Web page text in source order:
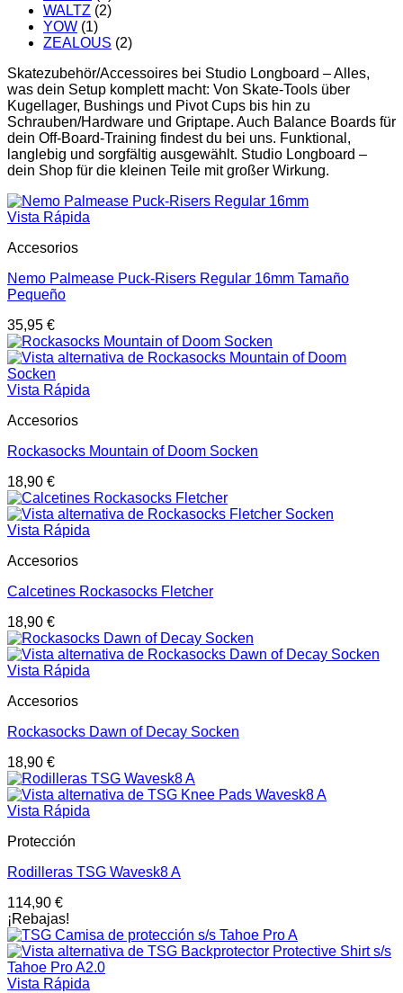
WALTZ (2)
YOW (1)
ZEALOUS (2)
Skatezubehör/Accessoires bei Studio Longboard – Alles,
was dein Setup komplett macht: Von Skate-Tools über
Kugellager, Bushings und Pivot Cups bis hin zu
Schrauben/Hardware und Griptape. Auch Balance Boards für
dein Off-Board-Training findest du bei uns. Funktional,
langlebig und sorgfältig ausgewählt. Studio Longboard –
dein Shop für die kleinen Teile mit großer Wirkung.
Vista Rápida
Accesorios
Nemo Palmease Puck-Risers Regular 16mm Tamaño
Pequeño
35,95 €
Vista Rápida
Accesorios
Rockasocks Mountain of Doom Socken
18,90 €
Vista Rápida
Accesorios
Calcetines Rockasocks Fletcher
18,90 €
Vista Rápida
Accesorios
Rockasocks Dawn of Decay Socken
18,90 €
Vista Rápida
Protección
Rodilleras TSG Wavesk8 A
114,90 €
¡Rebajas!
Vista Rápida